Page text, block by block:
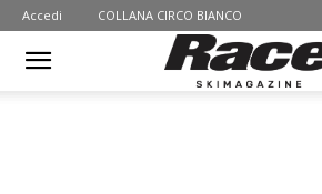
Accedi COLLANA CIRCO BIANCO